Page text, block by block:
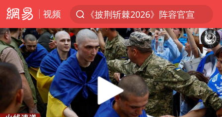
视频
《披荆斩棘2026》阵容官宣
上半年我国经营主体结构持续优化
俄称边境州遭乌大规模袭击已致13伤
杭州机场已取消航班388架次
于东来回应胖东来近25年老店年底关闭
浙江省委书记：该停下的坚决停下来